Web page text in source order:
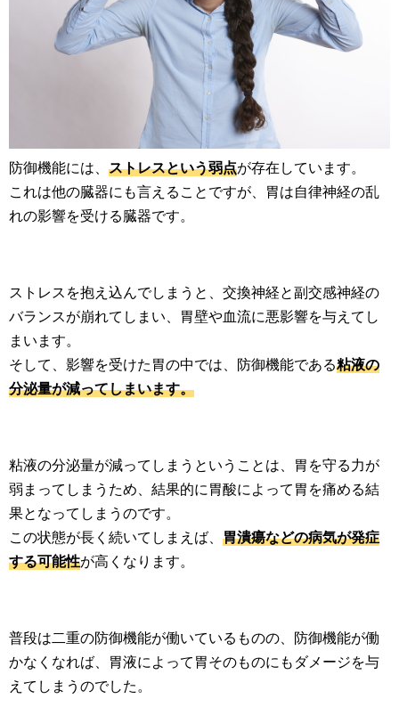
防御機能には、 ストレスという弱点が存在しています。
これは他の臓器にも言えることですが、胃は自律神経の乱
れの影響を受ける臓器です。
ストレスを抱え込んでしまうと、交換神経と副交感神経の
バランスが崩れてしまい、胃壁や血流に悪影響を与えてし
まいます。
そして、影響を受けた胃の中では、防御機能である粘液の
分泌量が減ってしまいます。
粘液の分泌量が減ってしまうということは、胃を守る力が
弱まってしまうため、結果的に胃酸によって胃を痛める結
果となってしまうのです。
この状態が長く続いてしまえば、 胃潰瘍などの病気が発症
する可能性が高くなります。
普段は二重の防御機能が働いているものの、防御機能が働
かなくなれば、胃液によって胃そのものにもダメージを与
えてしまうのでした。